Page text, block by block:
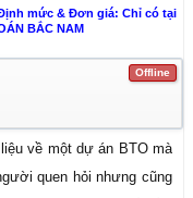
mức & Đơn giá: Chỉ có tại
BẮC NAM
Offline
về một dự án BTO mà
quen hỏi nhưng cũng